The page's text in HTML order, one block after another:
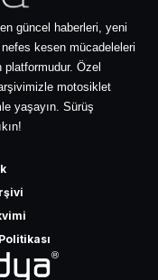
güncel haberleri, yeni
kesen mücadeleleri
platformudur. Özel
motosiklet
yaşayın. Sürüş